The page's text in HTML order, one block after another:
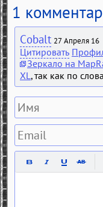
1
Cobalt 27 Апреля 16
Цитировать
Зеркало на
XL, так как по